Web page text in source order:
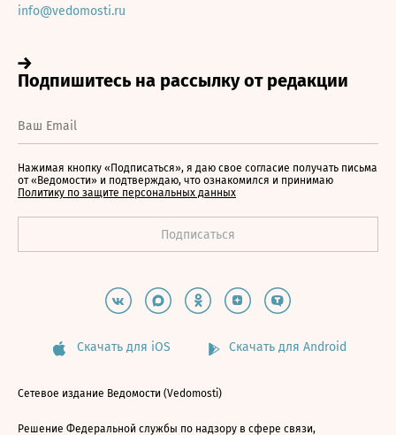
info@vedomosti.ru
Нажимая кнопку «Подписаться», я даю свое согласие получать письма
от «Ведомости» и подтверждаю, что ознакомился и принимаю
Политику по защите персональных данных
Скачать для iOS Скачать для Android
Сетевое издание Ведомости (Vedomosti)
Решение Федеральной службы по надзору в сфере связи,